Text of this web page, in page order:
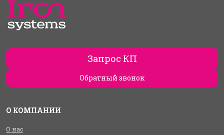
Запрос КП
Обратный звонок
О КОМПАНИИ
О нас